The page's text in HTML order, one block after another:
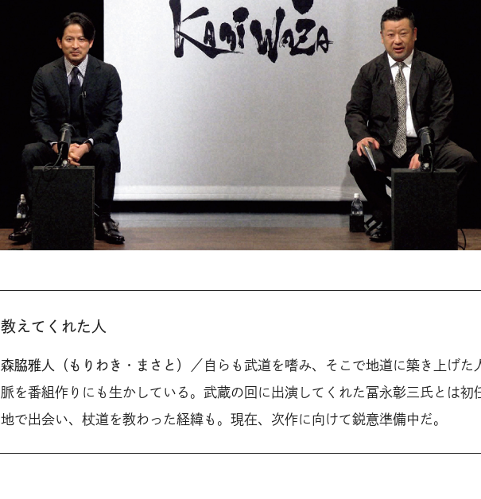
教えてくれた人
森脇雅人（もりわき・まさと）
／自らも武道を嗜み、そこで地道に築き上げた
脈を番組作りにも生かしている。武蔵の回に出演してくれた冨永彰三氏とは初
地で出会い、杖道を教わった経緯も。現在、次作に向けて鋭意準備中だ。